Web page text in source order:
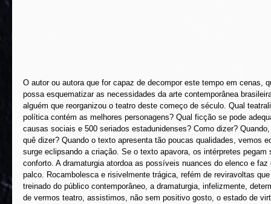
O autor ou autora que for capaz de decompor este tempo em cenas,
possa esquematizar as necessidades da arte contemporânea
alguém que reorganizou o teatro deste começo de século. Qual
política contém as melhores personagens? Qual ficção se pode
causas sociais e 500 seriados estadunidenses? Como dizer?
quê dizer? Quando o texto apresenta tão poucas qualidades, vemos
surge eclipsando a criação. Se o texto apavora, os intérpretes
conforto. A dramaturgia atordoa as possíveis nuances do elenco e
palco. Rocambolesca e risivelmente trágica, refém de reviravoltas
treinado do público contemporâneo, a dramaturgia, infelizmente,
de vermos teatro, assistimos, não sem positivo gosto, o estado de